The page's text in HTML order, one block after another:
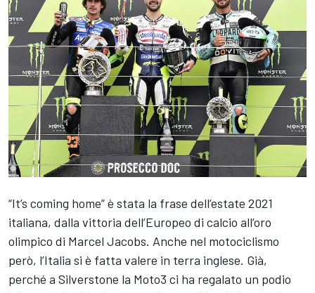
“It’s coming home” è stata la frase dell’estate 2021
italiana, dalla vittoria dell’Europeo di calcio all’oro
olimpico di Marcel Jacobs. Anche nel motociclismo
però, l’Italia si è fatta valere in terra inglese. Già,
perché a Silverstone la Moto3 ci ha regalato un podio